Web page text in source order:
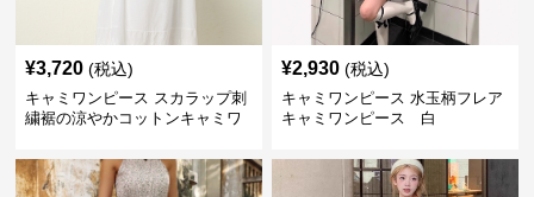
¥3,720 (税込)
キャミワンピース スカラップ刺
繍裾の涼やかコットンキャミワ
¥2,930 (税込)
キャミワンピース 水玉柄フレア
キャミワンピース 白